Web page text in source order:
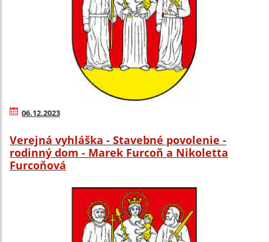
06.12.2023
Verejná vyhláška - Stavebné povolenie -
rodinný dom - Marek Furcoň a Nikoletta
Furcoňová